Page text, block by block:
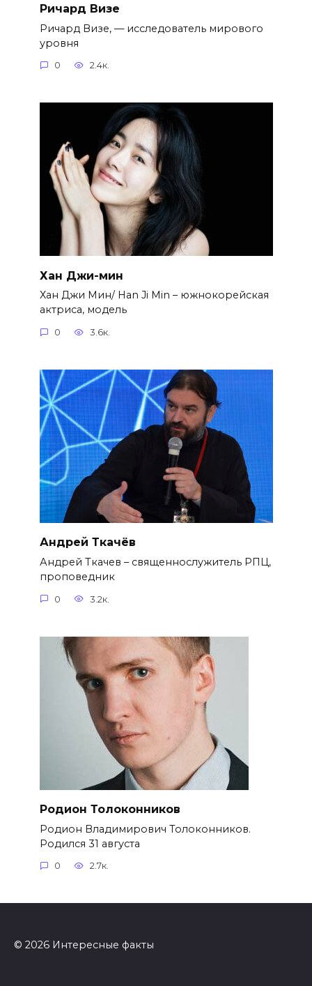
Ричард Визе
Ричард Визе, — исследователь мирового
уровня
0 2.4к.
Хан Джи-мин
Хан Джи Мин/ Han Ji Min – южнокорейская
актриса, модель
0 3.6к.
Андрей Ткачёв
Андрей Ткачев – священнослужитель РПЦ,
проповедник
0 3.2к.
Родион Толоконников
Родион Владимирович Толоконников.
Родился 31 августа
0 2.7к.
© 2026 Интересные факты